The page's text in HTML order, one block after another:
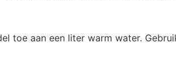
toe aan een liter warm water.